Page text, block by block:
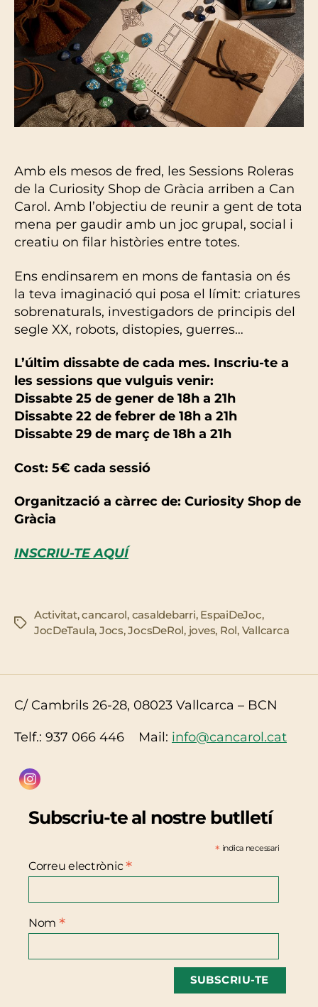
Amb els mesos de fred, les Sessions Roleras
de la Curiosity Shop de Gràcia arriben a Can
Carol. Amb l’objectiu de reunir a gent de tota
mena per gaudir amb un joc grupal, social i
creatiu on filar històries entre totes.
Ens endinsarem en mons de fantasia on és
la teva imaginació qui posa el límit: criatures
sobrenaturals, investigadors de principis del
segle XX, robots, distopies, guerres…
L’últim dissabte de cada mes. Inscriu-te a
les sessions que vulguis venir:
Dissabte 25 de gener de 18h a 21h
Dissabte 22 de febrer de 18h a 21h
Dissabte 29 de març de 18h a 21h
Cost: 5€ cada sessió
Organització a càrrec de: Curiosity Shop de
Gràcia
INSCRIU-TE AQUÍ
Etiquetes
Activitat,cancarol, casaldebarri, EspaiDeJoc,
JocDeTaula, Jocs,JocsDeRol, joves, Rol, Vallcarca
C/ Cambrils 26-28, 08023 Vallcarca – BCN
Telf.: 937 066 446 Mail: info@cancarol.cat
Subscriu-te al nostre butlletí
* indica necessari
Correu electrònic*
Nom *